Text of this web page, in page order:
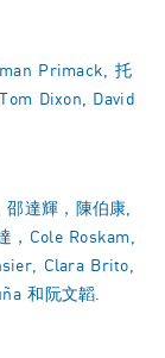
Primack, 托
Dixon, David
達輝，陳伯康,
，Cole Roskam,
Clara Brito,
和阮文韜.